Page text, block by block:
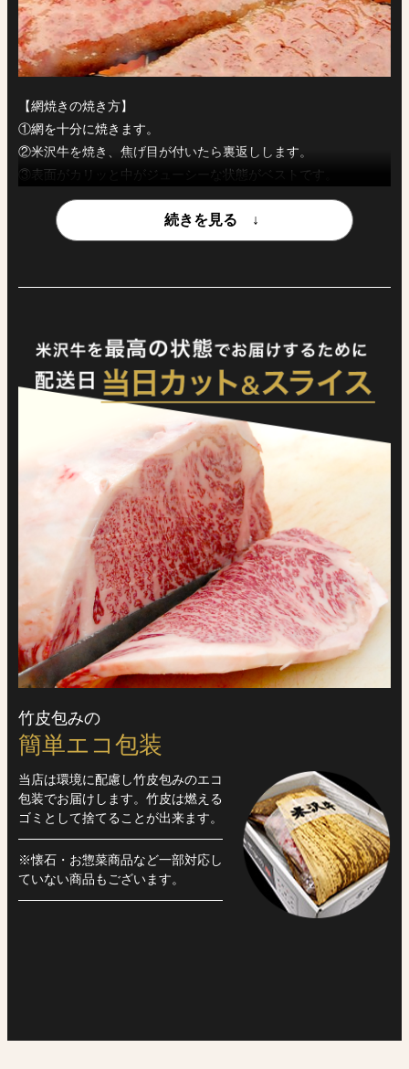
【網焼きの焼き方】
①網を十分に焼きます。
②米沢牛を焼き、焦げ目が付いたら裏返しします。
③表面がカリッと中がジューシーな状態がベストです。
④米沢牛は塩と粗挽こしょうで美味しくいただけますが、お好み
で焼肉のたれでお召し上がりください。
竹皮包みの
簡単エコ包装
当店は環境に配慮し竹皮包みのエコ
包装でお届けします。竹皮は燃える
ゴミとして捨てることが出来ます。
※懐石・お惣菜商品など一部対応し
ていない商品もございます。